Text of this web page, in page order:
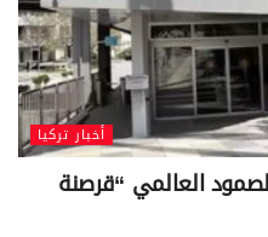
أخبار تركيا
العالمي “قرصنة